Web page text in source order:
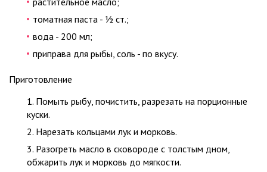
томатная паста - ½ ст.;
вода - 200 мл;
приправа для рыбы, соль - по вкусу.
Приготовление
Помыть рыбу, почистить, разрезать на порционные
куски.
Нарезать кольцами лук и морковь.
Разогреть масло в сковороде с толстым дном,
обжарить лук и морковь до мягкости.